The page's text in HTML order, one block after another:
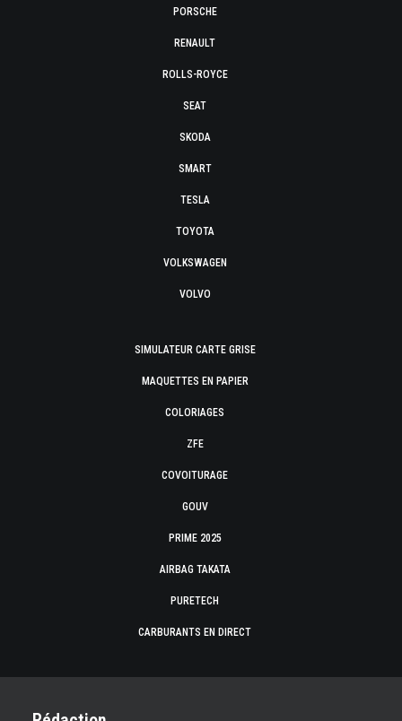
PORSCHE
RENAULT
ROLLS-ROYCE
SEAT
SKODA
SMART
TESLA
TOYOTA
VOLKSWAGEN
VOLVO
SIMULATEUR CARTE GRISE
MAQUETTES EN PAPIER
COLORIAGES
ZFE
COVOITURAGE
GOUV
PRIME 2025
AIRBAG TAKATA
PURETECH
CARBURANTS EN DIRECT